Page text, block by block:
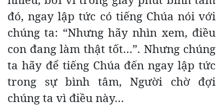
đó, ngay lập tức có tiếng Chúa nói với
chúng ta: “Nhưng hãy nhìn xem, điều
con đang làm thật tốt…”. Nhưng chúng
ta hãy để tiếng Chúa đến ngay lập tức
trong sự bình tâm, Người chờ đợi
chúng ta vì điều này…